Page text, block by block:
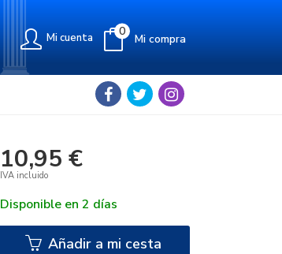
Mi cuenta Mi compra
0
10,95 €
IVA incluido
Disponible en 2 días
Añadir a mi cesta